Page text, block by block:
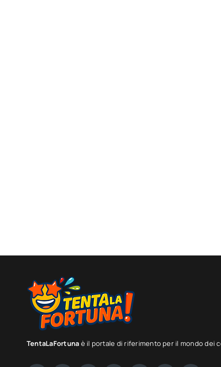
TentaLaFortuna è il portale di riferimento per il mondo dei